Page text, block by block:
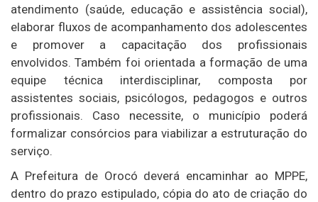
atendimento (saúde, educação e assistência social),
elaborar fluxos de acompanhamento dos adolescentes
e promover a capacitação dos profissionais
envolvidos. Também foi orientada a formação de uma
equipe técnica interdisciplinar, composta por
assistentes sociais, psicólogos, pedagogos e outros
profissionais. Caso necessite, o município poderá
formalizar consórcios para viabilizar a estruturação do
serviço.
A Prefeitura de Orocó deverá encaminhar ao MPPE,
dentro do prazo estipulado, cópia do ato de criação do